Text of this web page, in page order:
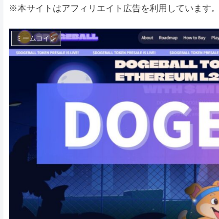
※本サイトはアフィリエイト広告を利用しています
ミームコイン